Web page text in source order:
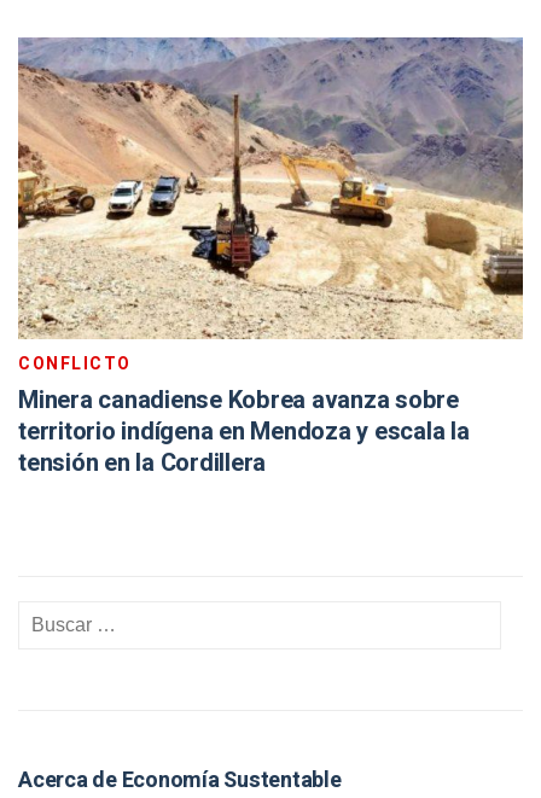
CONFLICTO
Minera canadiense Kobrea avanza sobre
territorio indígena en Mendoza y escala la
tensión en la Cordillera
Acerca de Economía Sustentable